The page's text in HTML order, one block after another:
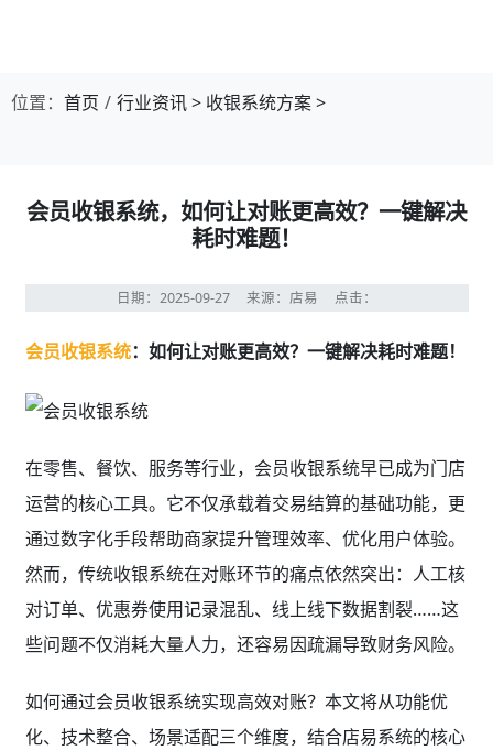
位置： 首页 行业资讯> 收银系统方案>
会员收银系统，如何让对账更高效？一键解决
耗时难题！
日期：2025-09-27 来源：店易 点击：
会员收银系统：如何让对账更高效？一键解决耗时难题！
在零售、餐饮、服务等行业，会员收银系统早已成为门店
运营的核心工具。它不仅承载着交易结算的基础功能，更
通过数字化手段帮助商家提升管理效率、优化用户体验。
然而，传统收银系统在对账环节的痛点依然突出：人工核
对订单、优惠券使用记录混乱、线上线下数据割裂……这
些问题不仅消耗大量人力，还容易因疏漏导致财务风险。
如何通过会员收银系统实现高效对账？本文将从功能优
化、技术整合、场景适配三个维度，结合店易系统的核心